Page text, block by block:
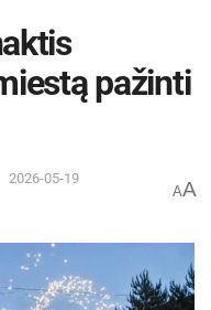
pažinti
2026-05-19
AA